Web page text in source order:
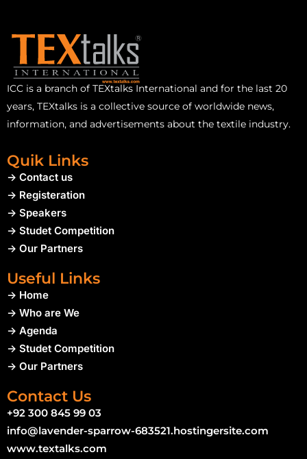
ICC is a branch of TEXtalks International and for the last 20
years, TEXtalks is a collective source of worldwide news,
information, and advertisements about the textile industry.
Quik Links
-> Contact us
-> Registeration
-> Speakers
-> Studet Competition
-> Our Partners
Useful Links
-> Home
-> Who are We
-> Agenda
-> Studet Competition
-> Our Partners
Contact Us
+92 300 845 99 03
info@lavender-sparrow-683521.hostingersite.com
www.textalks.com